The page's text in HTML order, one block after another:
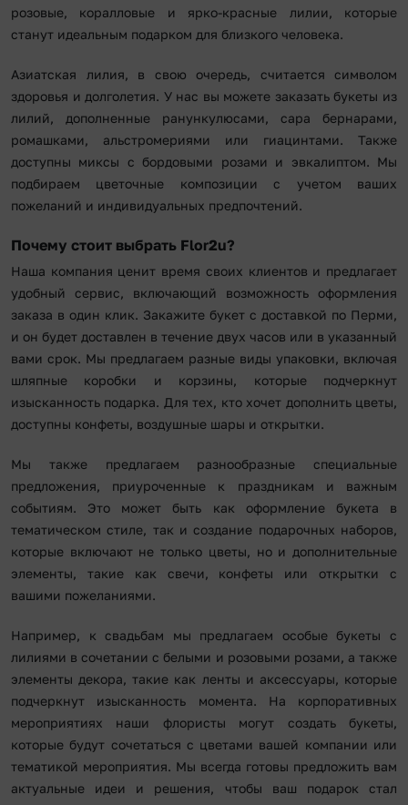
розовые, коралловые и ярко-красные лилии, которые
станут идеальным подарком для близкого человека.
Азиатская лилия, в свою очередь, считается символом
здоровья и долголетия. У нас вы можете заказать букеты из
лилий, дополненные ранункулюсами, сара бернарами,
ромашками, альстромериями или гиацинтами. Также
доступны миксы с бордовыми розами и эвкалиптом. Мы
подбираем цветочные композиции с учетом ваших
пожеланий и индивидуальных предпочтений.
Почему стоит выбрать Flor2u?
Наша компания ценит время своих клиентов и предлагает
удобный сервис, включающий возможность оформления
заказа в один клик. Закажите букет с доставкой по Перми,
и он будет доставлен в течение двух часов или в указанный
вами срок. Мы предлагаем разные виды упаковки, включая
шляпные коробки и корзины, которые подчеркнут
изысканность подарка. Для тех, кто хочет дополнить цветы,
доступны конфеты, воздушные шары и открытки.
Мы также предлагаем разнообразные специальные
предложения, приуроченные к праздникам и важным
событиям. Это может быть как оформление букета в
тематическом стиле, так и создание подарочных наборов,
которые включают не только цветы, но и дополнительные
элементы, такие как свечи, конфеты или открытки с
вашими пожеланиями.
Например, к свадьбам мы предлагаем особые букеты с
лилиями в сочетании с белыми и розовыми розами, а также
элементы декора, такие как ленты и аксессуары, которые
подчеркнут изысканность момента. На корпоративных
мероприятиях наши флористы могут создать букеты,
которые будут сочетаться с цветами вашей компании или
тематикой мероприятия. Мы всегда готовы предложить вам
актуальные идеи и решения, чтобы ваш подарок стал